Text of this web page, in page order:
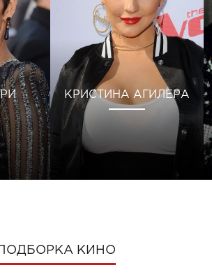
КРИСТИНА АГИЛЕРА
ПОДБОРКА КИНО